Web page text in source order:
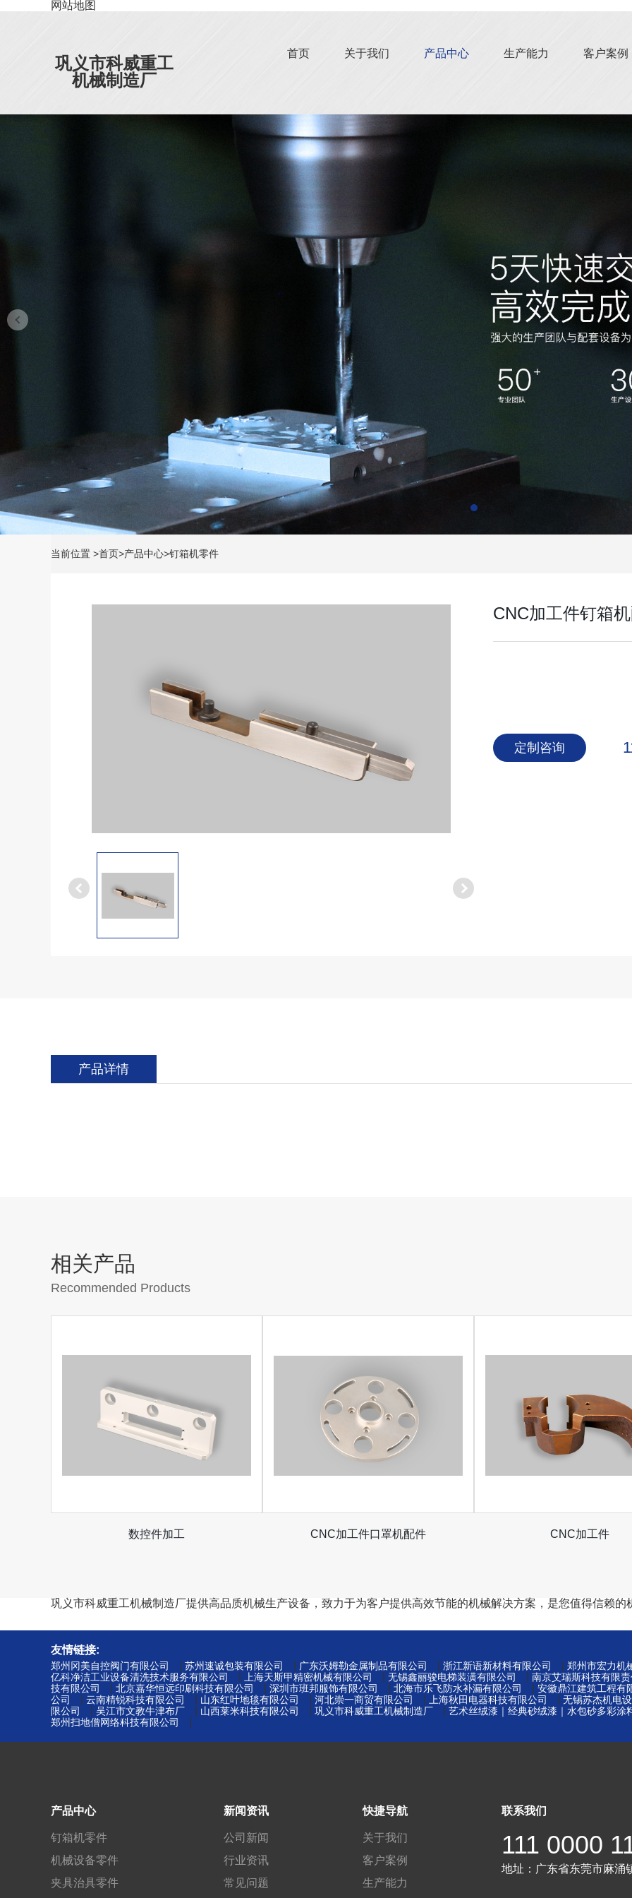
网站地图
巩义市科威重工
机械制造厂
首页 关于我们 产品中心 生产能力 客户案例
当前位置 >首页>产品中心>钉箱机零件
CNC加工件钉箱
定制咨询
产品详情
相关产品
Recommended Products
数控件加工 CNC加工件口罩机配件 CNC加工件
巩义市科威重工机械制造厂提供高品质机械生产设备，致力于为客户提供高效节能的机械解决方案，是您值得信赖的
友情链接:
郑州冈美自控阀门有限公司 苏州速诚包装有限公司 广东沃姆勒金属制品有限公司 浙江新语新材料有限公司
郑州市宏力机
亿科净洁工业设备清洗技术服务有限公司
上海天斯甲精密机械有限公司 无锡鑫丽骏电梯装潢有限公司
南京艾瑞斯科技有限
技有限公司
北京嘉华恒远印刷科技有限公司 深圳市班邦服饰有限公司 北海市乐飞防水补漏有限公司
安徽鼎江建筑工程有
公司
云南精锐科技有限公司 山东红叶地毯有限公司 河北崇一商贸有限公司 上海秋田电器科技有限公司
无锡苏杰机电
限公司
吴江市文教牛津布厂 山西莱米科技有限公司 巩义市科威重工机械制造厂
艺术丝绒漆｜经典砂绒漆｜水包砂多彩
郑州扫地僧网络科技有限公司
产品中心
钉箱机零件
机械设备零件
夹具治具零件
新闻资讯
公司新闻
行业资讯
常见问题
快捷导航
关于我们
客户案例
生产能力
联系我们
111 0000
地址： 广东省东莞市麻涌